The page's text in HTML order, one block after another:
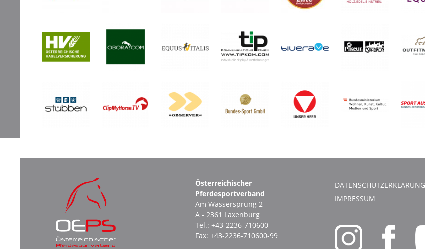
Österreichischer
Pferdesportverband
Am Wassersprung 2
A - 2361 Laxenburg
Tel.: +43-2236-710600
Fax: +43-2236-710600-99
DATENSCHUTZERKLÄRUNG
IMPRESSUM